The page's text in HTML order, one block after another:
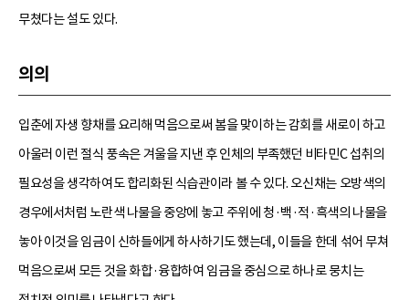
무쳤다는 설도 있다.
의의
입춘에 자생 향채를 요리해 먹음으로써 봄을 맞이하는 감회를 새로이 하고
아울러 이런 절식 풍속은 겨울을 지낸 후 인체의 부족했던 비타민C 섭취의
필요성을 생각하여도 합리화된 식습관이라 볼 수 있다. 오신채는 오방색의
경우에서처럼 노란색 나물을 중앙에 놓고 주위에 청·백·적·흑색의 나물을
놓아 이것을 임금이 신하들에게 하사하기도 했는데, 이들을 한데 섞어 무쳐
먹음으로써 모든 것을 화합·융합하여 임금을 중심으로 하나로 뭉치는